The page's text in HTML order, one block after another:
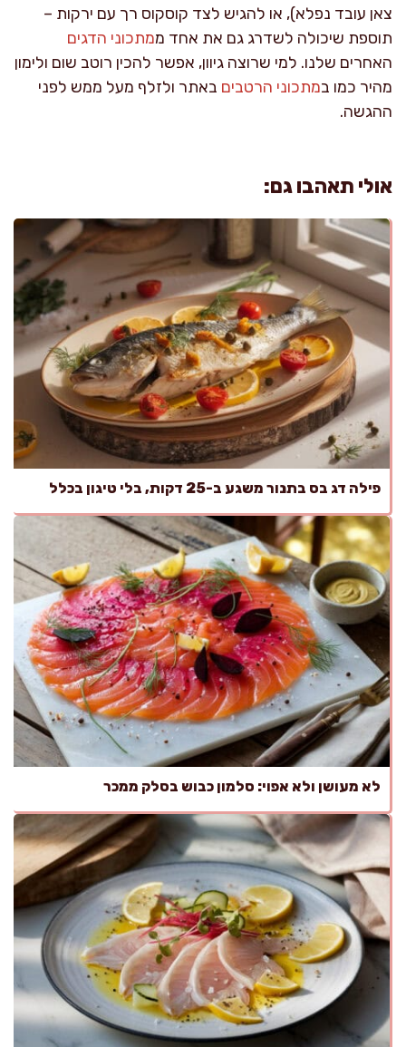
צאן עובד נפלא), או להגיש לצד קוסקוס רך עם ירקות –
תוספת שיכולה לשדרג גם את אחד ממתכוני הדגים
האחרים שלנו. למי שרוצה גיוון, אפשר להכין רוטב שום ולימון
מהיר כמו במתכוני הרטבים באתר ולזלף מעל ממש לפני
ההגשה.
אולי תאהבו גם:
פילה דג בס בתנור משגע ב-25 דקות, בלי טיגון בכלל
לא מעושן ולא אפוי: סלמון כבוש בסלק ממכר